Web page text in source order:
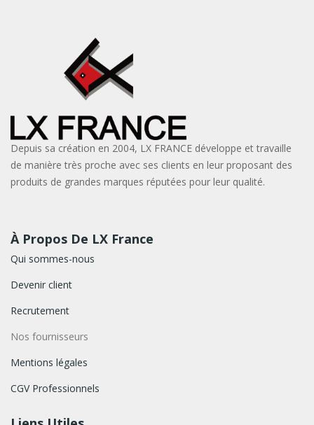
Depuis sa création en 2004, LX FRANCE développe et travaille
de manière très proche avec ses clients en leur proposant des
produits de grandes marques réputées pour leur qualité.
À Propos De LX France
Qui sommes-nous
Devenir client
Recrutement
Nos fournisseurs
Mentions légales
CGV Professionnels